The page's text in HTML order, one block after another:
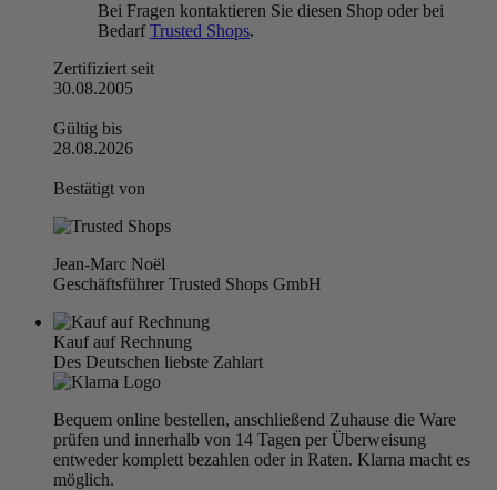
Bei Fragen kontaktieren Sie diesen Shop oder bei
BedarfTrusted Shops.
Zertifiziert seit
30.08.2005
Gültig bis
28.08.2026
Bestätigt von
Jean-Marc Noël
Geschäftsführer Trusted Shops GmbH
Kauf auf Rechnung
Des Deutschen liebste Zahlart
Bequem online bestellen, anschließend Zuhause die Ware
prüfen und innerhalb von 14 Tagen per Überweisung
entweder komplett bezahlen oder in Raten. Klarna macht es
möglich.